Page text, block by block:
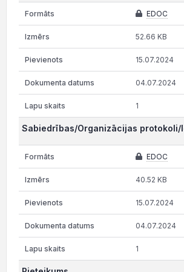
EDOC
52.66 KB
15.07.2024
04.07.2024
1
Sabiedrības/Organizācijas protokoli/
EDOC
40.52 KB
15.07.2024
04.07.2024
1